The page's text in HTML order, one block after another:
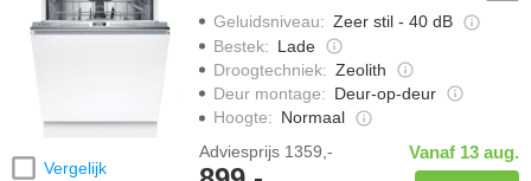
Vergelijk
Geluidsniveau: Zeer stil - 40 dB
Bestek: Lade
Droogtechniek: Zeolith
Deur montage: Deur-op-deur
Hoogte: Normaal
Adviesprijs 1359,- Vanaf 13 aug.